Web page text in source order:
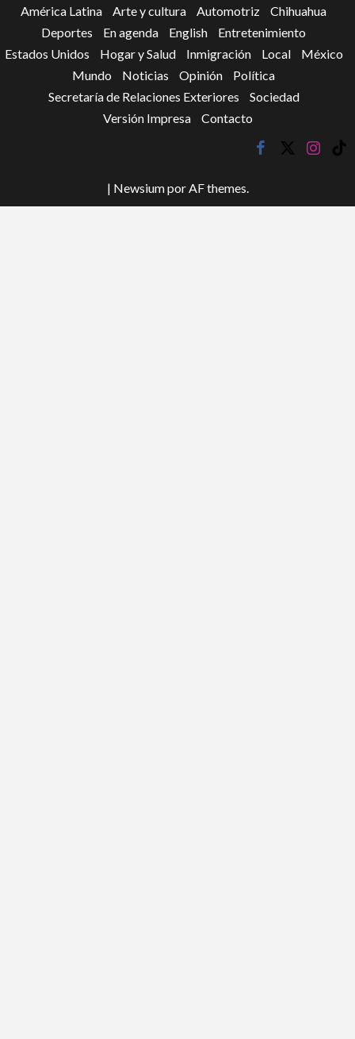
América Latina Arte y cultura Automotriz
Chihuahua
Deportes
En agenda English
Entretenimiento
Estados Unidos
Hogar y Salud Inmigración Local
México
Mundo
Noticias Opinión
Política
Secretaría de Relaciones Exteriores
Sociedad
Versión Impresa
Contacto
facebook
twitter
tik
| Newsiumpor AF themes.